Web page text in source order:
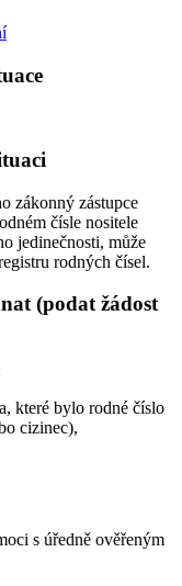
zákonný zástupce
čísle nositele
jedinečnosti, může
rodných čísel.
(podat žádost
které bylo rodné číslo
cizinec),
s úředně ověřeným